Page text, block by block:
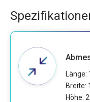
Länge:
Breite:
Höhe: